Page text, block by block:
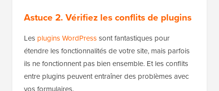
Astuce 2. Vérifiez les conflits de plugins
Les plugins WordPresssont fantastiques pour
étendre les fonctionnalités de votre site, mais parfois
ils ne fonctionnent pas bien ensemble. Et les conflits
entre plugins peuvent entraîner des problèmes avec